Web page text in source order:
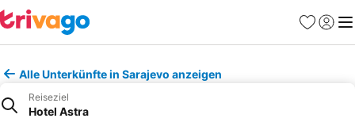
Favoriten
Alle Unterkünfte in Sarajevo anzeigen
Reiseziel
Hotel Astra